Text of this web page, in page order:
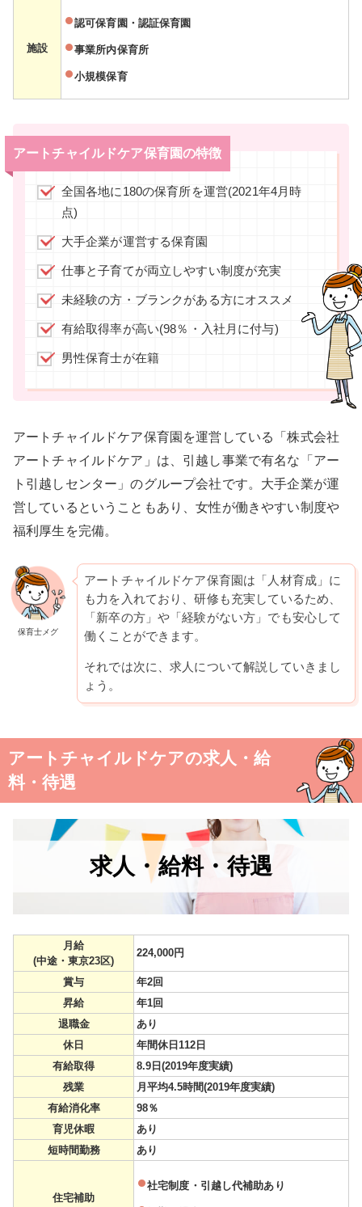
施設
認可保育園・認証保育園
事業所内保育所
小規模保育
アートチャイルドケア保育園の特徴
全国各地に180の保育所を運営(2021年4月時
点)
大手企業が運営する保育園
仕事と子育てが両立しやすい制度が充実
未経験の方・ブランクがある方にオススメ
有給取得率が高い(98％・入社月に付与)
男性保育士が在籍
アートチャイルドケア保育園を運営している「株式会社
アートチャイルドケア」は、引越し事業で有名な「アー
ト引越しセンター」のグループ会社です。大手企業が運
営しているということもあり、女性が働きやすい制度や
福利厚生を完備。
保育士メグ
アートチャイルドケア保育園は「人材育成」に
も力を入れており、研修も充実しているため、
「新卒の方」や「経験がない方」でも安心して
働くことができます。
それでは次に、求人について解説していきまし
ょう。
アートチャイルドケアの求人・給
料・待遇
求人・給料・待遇
月給
(中途・東京23区)
224,000円
賞与
年2回
昇給
年1回
退職金
あり
休日
年間休日112日
有給取得
8.9日(2019年度実績)
残業
月平均4.5時間(2019年度実績)
有給消化率
98％
育児休暇
あり
短時間勤務
あり
住宅補助
社宅制度・引越し代補助あり